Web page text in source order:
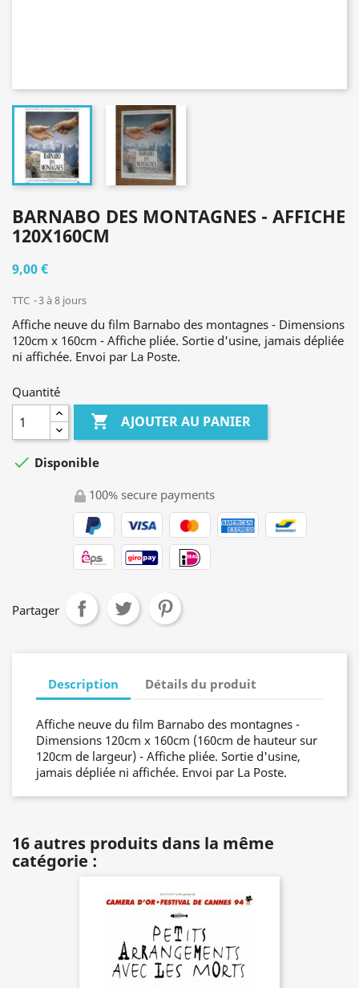
BARNABO DES MONTAGNES - AFFICHE
120X160CM
9,00 €
TTC 3 à 8 jours
Affiche neuve du film Barnabo des montagnes - Dimensions
120cm x 160cm - Affiche pliée. Sortie d'usine, jamais dépliée
ni affichée. Envoi par La Poste.
Quantité
 AJOUTER AU PANIER
 Disponible
100% secure payments
Partager
Description Détails du produit
Affiche neuve du film Barnabo des montagnes -
Dimensions 120cm x 160cm (160cm de hauteur sur
120cm de largeur) - Affiche pliée. Sortie d'usine,
jamais dépliée ni affichée. Envoi par La Poste.
16 autres produits dans la même
catégorie :